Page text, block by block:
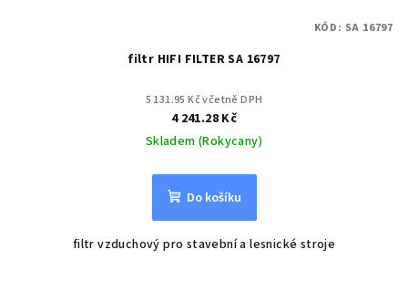
filtr HIFI FILTER SA 16797
5 131.95 Kč včetně DPH
4 241.28 Kč
Skladem (Rokycany)
Do košíku
filtr vzduchový pro stavební a lesnické stroje
KÓD: SA 16797